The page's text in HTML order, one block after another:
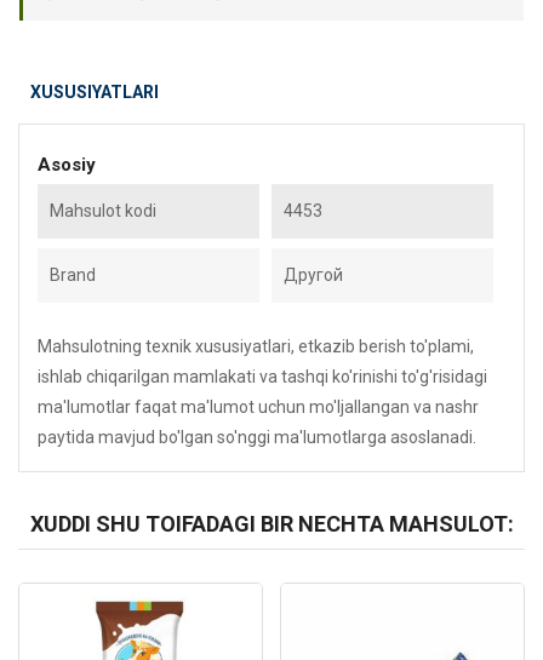
XUSUSIYATLARI
Asosiy
Mahsulot kodi 4453
Brand Другой
Mahsulotning texnik xususiyatlari, etkazib berish to'plami,
ishlab chiqarilgan mamlakati va tashqi ko'rinishi to'g'risidagi
ma'lumotlar faqat ma'lumot uchun mo'ljallangan va nashr
paytida mavjud bo'lgan so'nggi ma'lumotlarga asoslanadi.
XUDDI SHU TOIFADAGI BIR NECHTA MAHSULOT: